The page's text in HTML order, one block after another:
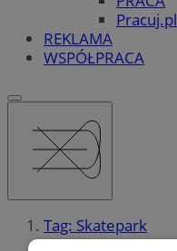
REKLAMA
WSPÓŁPRACA
Tag: Skatepark